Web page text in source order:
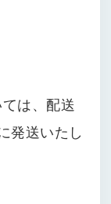
は、配送
発送いたし